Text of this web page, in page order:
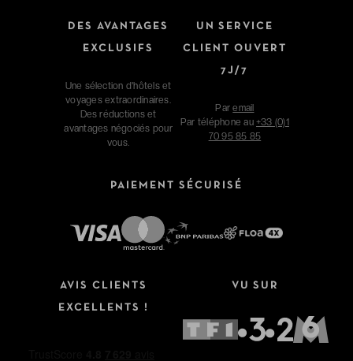
DES AVANTAGES
EXCLUSIFS
Une sélection d'hôtels et
voyages extraordinaires.
Des réductions et
avantages négociés pour
vous.
UN SERVICE
CLIENT OUVERT
7J/7
Paremail
Par téléphone au +33 (0)1
70 95 85 85
PAIEMENT SÉCURISÉ
AVIS CLIENTS
EXCELLENTS !
VU SUR